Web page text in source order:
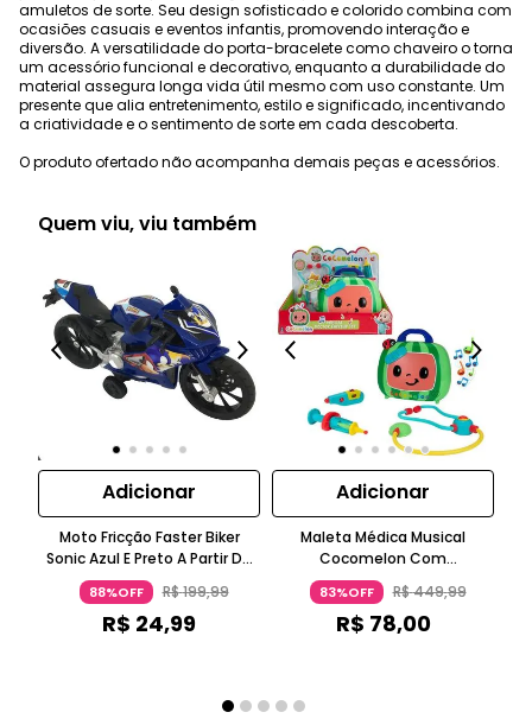
amuletos de sorte. Seu design sofisticado e colorido combina com
ocasiões casuais e eventos infantis, promovendo interação e
diversão. A versatilidade do porta-bracelete como chaveiro o torna
um acessório funcional e decorativo, enquanto a durabilidade do
material assegura longa vida útil mesmo com uso constante. Um
presente que alia entretenimento, estilo e significado, incentivando
a criatividade e o sentimento de sorte em cada descoberta.
O produto ofertado não acompanha demais peças e acessórios.
Quem viu, viu também
Adicionar
Moto Fricção Faster Biker
Sonic Azul E Preto A Partir De
Três Anos Candide
88%OFF R$199,99
R$ 24,99
Adicionar
Maleta Médica Musical
Cocomelon Com
Termômetro Interativo Azul
Claro Para 1 A 2 Anos Candide
83%OFF R$449,99
R$ 78,00